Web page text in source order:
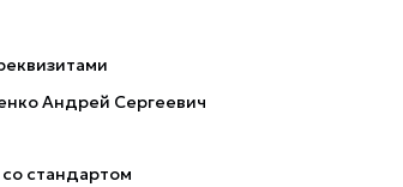
Андрей Сергеевич
стандартом